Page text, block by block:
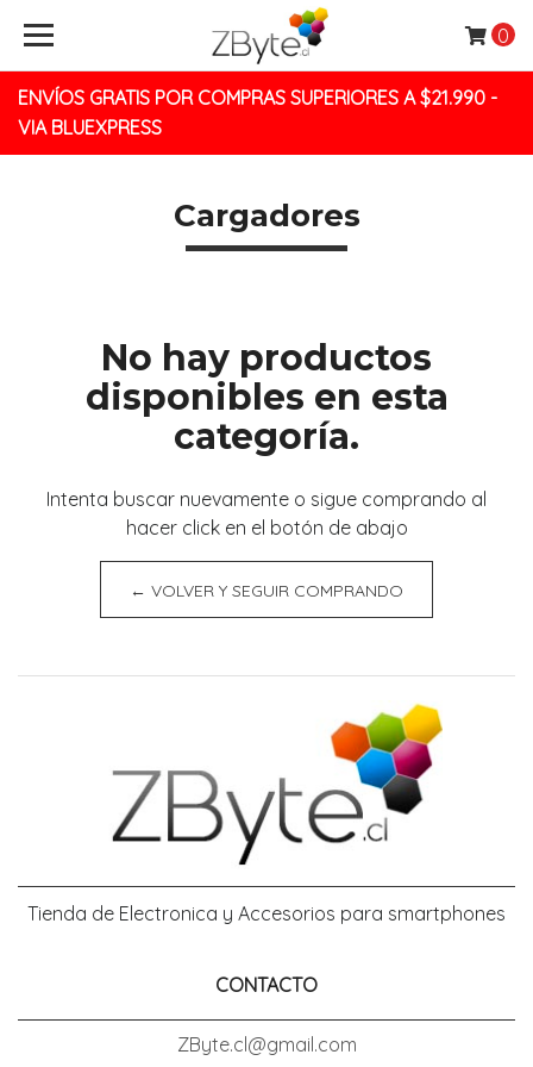
ENVÍOS GRATIS POR COMPRAS SUPERIORES A $21.990 -
VIA BLUEXPRESS
0
Cargadores
No hay productos
disponibles en esta
categoría.
Intenta buscar nuevamente o sigue comprando al
hacer click en el botón de abajo
← VOLVER Y SEGUIR COMPRANDO
Tienda de Electronica y Accesorios para smartphones
CONTACTO
ZByte.cl@gmail.com